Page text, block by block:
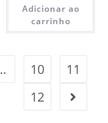
Adicionar ao
carrinho
10
11
12